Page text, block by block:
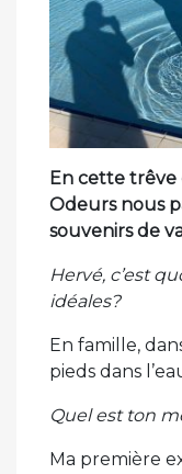
En cette trêve
Odeurs nous
souvenirs de
Hervé, c’est
idéales?
En famille,
pieds dans
Quel est ton
Ma première